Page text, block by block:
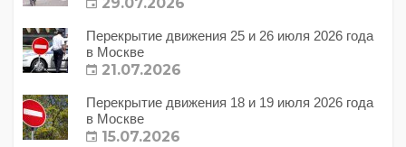
29.07.2026
Перекрытие движения 25 и 26 июля 2026 года
в Москве
21.07.2026
Перекрытие движения 18 и 19 июля 2026 года
в Москве
15.07.2026